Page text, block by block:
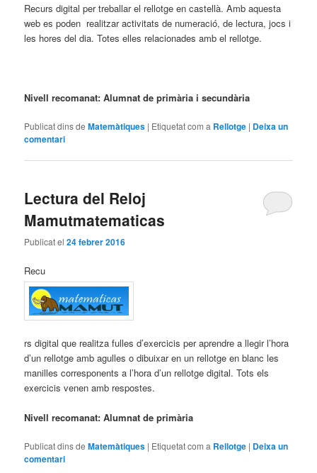
Recurs digital per treballar el rellotge en castellà. Amb aquesta
web es poden realitzar activitats de numeració, de lectura, jocs i
les hores del dia. Totes elles relacionades amb el rellotge.
Nivell recomanat: Alumnat de primària i secundària
Publicat dins de Matemàtiques | Etiquetat com a Rellotge | Deixa un
comentari
Lectura del Reloj
Mamutmatematicas
Publicat el24 febrer 2016
Recu
rs digital que realitza fulles d’exercicis per aprendre a llegir l’hora
d’un rellotge amb agulles o dibuixar en un rellotge en blanc les
manilles corresponents a l’hora d’un rellotge digital. Tots els
exercicis venen amb respostes.
Nivell recomanat: Alumnat de primària
Publicat dins de Matemàtiques | Etiquetat com a Rellotge | Deixa un
comentari